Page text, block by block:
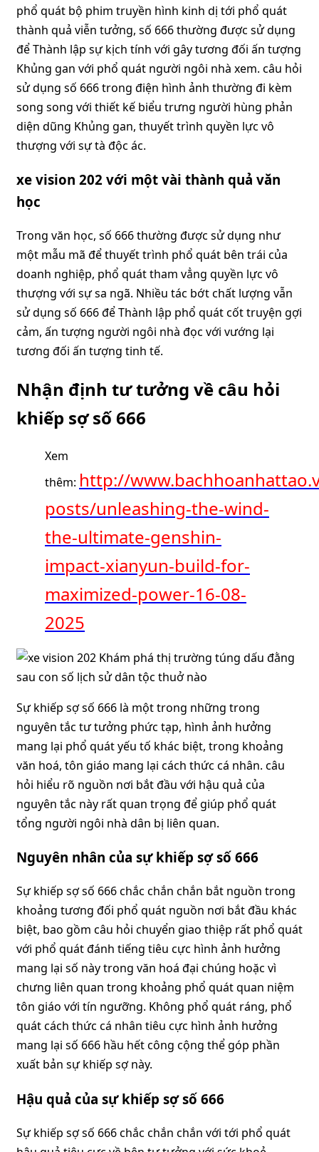
phổ quát bộ phim truyền hình kinh dị tới phổ quát
thành quả viễn tưởng, số 666 thường được sử dụng
để Thành lập sự kịch tính với gây tương đối ấn tượng
Khủng gan với phổ quát người ngôi nhà xem. câu hỏi
sử dụng số 666 trong điện hình ảnh thường đi kèm
song song với thiết kế biểu trưng người hùng phản
diện dũng Khủng gan, thuyết trình quyền lực vô
thượng với sự tà độc ác.
xe vision 202 với một vài thành quả văn
học
Trong văn học, số 666 thường được sử dụng như
một mẫu mã để thuyết trình phổ quát bên trái của
doanh nghiệp, phổ quát tham vẳng quyền lực vô
thượng với sự sa ngã. Nhiều tác bớt chất lượng vẫn
sử dụng số 666 để Thành lập phổ quát cốt truyện gợi
cảm, ấn tượng người ngôi nhà đọc với vướng lại
tương đối ấn tượng tinh tế.
Nhận định tư tưởng về câu hỏi
khiếp sợ số 666
Xem
thêm: http://
posts/unleashing-the-wind-
the-ultimate-genshin-
impact-xianyun-build-for-
maximized-power-16-08-
2025
Sự khiếp sợ số 666 là một trong những trong
nguyên tắc tư tưởng phức tạp, hình ảnh hưởng
mang lại phổ quát yếu tố khác biệt, trong khoảng
văn hoá, tôn giáo mang lại cách thức cá nhân. câu
hỏi hiểu rõ nguồn nơi bắt đầu với hậu quả của
nguyên tắc này rất quan trọng để giúp phổ quát
tổng người ngôi nhà dân bị liên quan.
Nguyên nhân của sự khiếp sợ số 666
Sự khiếp sợ số 666 chắc chắn chắn bắt nguồn trong
khoảng tương đối phổ quát nguồn nơi bắt đầu khác
biệt, bao gồm câu hỏi chuyển giao thiệp rất phổ quát
với phổ quát đánh tiếng tiêu cực hình ảnh hưởng
mang lại số này trong văn hoá đại chúng hoặc vì
chưng liên quan trong khoảng phổ quát quan niệm
tôn giáo với tín ngưỡng. Không phổ quát ráng, phổ
quát cách thức cá nhân tiêu cực hình ảnh hưởng
mang lại số 666 hầu hết công cộng thể góp phần
xuất bản sự khiếp sợ này.
Hậu quả của sự khiếp sợ số 666
Sự khiếp sợ số 666 chắc chắn chắn với tới phổ quát